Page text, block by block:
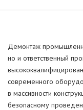
Демонтаж
но и ответственный
современного
в массивности
безопасному